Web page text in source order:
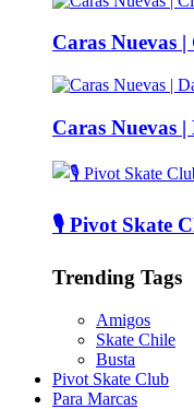
Caras Nuevas
Caras Nuevas |
🎙️ Pivot Skate
Trending Tags
Amigos
Skate Chile
Busta
Pivot Skate Club
Para Marcas